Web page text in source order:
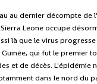
au dernier décompte de
Leone occupe
là que le virus
qui fut le premier
et de décès. L'épidémie
dans le nord du